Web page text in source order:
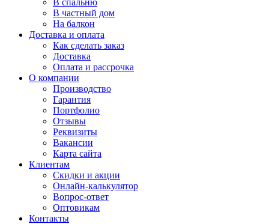
В спальню
В частный дом
На балкон
Доставка и оплата
Как сделать заказ
Доставка
Оплата и рассрочка
О компании
Производство
Гарантия
Портфолио
Отзывы
Реквизиты
Вакансии
Карта сайта
Клиентам
Скидки и акции
Онлайн-калькулятор
Вопрос-ответ
Оптовикам
Контакты